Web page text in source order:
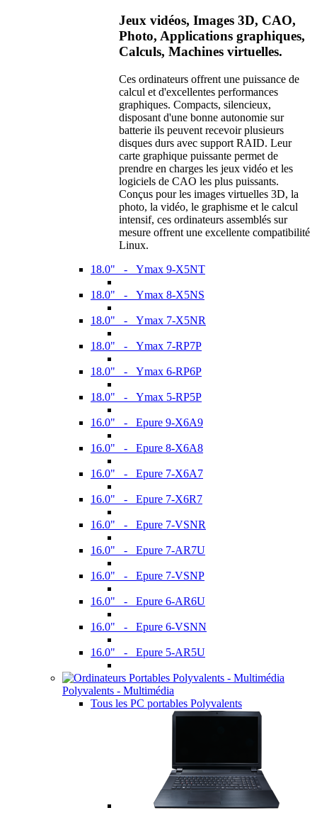
Jeux vidéos, Images 3D, CAO,
Photo, Applications graphiques,
Calculs, Machines virtuelles.
Ces ordinateurs offrent une puissance de
calcul et d'excellentes performances
graphiques. Compacts, silencieux,
disposant d'une bonne autonomie sur
batterie ils peuvent recevoir plusieurs
disques durs avec support RAID. Leur
carte graphique puissante permet de
prendre en charges les jeux vidéo et les
logiciels de CAO les plus puissants.
Conçus pour les images virtuelles 3D, la
photo, la vidéo, le graphisme et le calcul
intensif, ces ordinateurs assemblés sur
mesure offrent une excellente compatibilité
Linux.
18.0" - Ymax 9-X5NT
18.0" - Ymax 8-X5NS
18.0" - Ymax 7-X5NR
18.0" - Ymax 7-RP7P
18.0" - Ymax 6-RP6P
18.0" - Ymax 5-RP5P
16.0" - Epure 9-X6A9
16.0" - Epure 8-X6A8
16.0" - Epure 7-X6A7
16.0" - Epure 7-X6R7
16.0" - Epure 7-VSNR
16.0" - Epure 7-AR7U
16.0" - Epure 7-VSNP
16.0" - Epure 6-AR6U
16.0" - Epure 6-VSNN
16.0" - Epure 5-AR5U
Polyvalents - Multimédia
Tous les PC portables Polyvalents